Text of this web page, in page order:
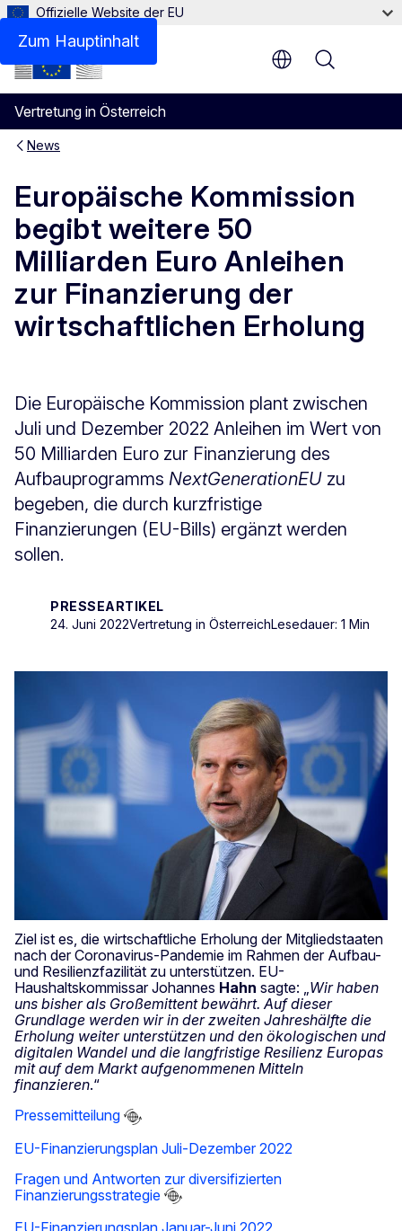
Zum Hauptinhalt
Offizielle Website der EU
Vertretung in Österreich
Menu
News
Europäische Kommission
begibt weitere 50
Milliarden Euro Anleihen
zur Finanzierung der
wirtschaftlichen Erholung
Die Europäische Kommission plant zwischen
Juli und Dezember 2022 Anleihen im Wert von
50 Milliarden Euro zur Finanzierung des
Aufbauprogramms NextGenerationEU zu
begeben, die durch kurzfristige
Finanzierungen (EU-Bills) ergänzt werden
sollen.
PRESSEARTIKEL
24. Juni 2022Vertretung in ÖsterreichLesedauer: 1 Min
Ziel ist es, die wirtschaftliche Erholung der Mitgliedstaaten
nach der Coronavirus-Pandemie im Rahmen der Aufbau-
und Resilienzfazilität zu unterstützen. EU-
Haushaltskommissar Johannes Hahn sagte: „Wir haben
uns bisher als Großemittent bewährt. Auf dieser
Grundlage werden wir in der zweiten Jahreshälfte die
Erholung weiter unterstützen und den ökologischen und
digitalen Wandel und die langfristige Resilienz Europas
mit auf dem Markt aufgenommenen Mitteln
finanzieren.“
Pressemitteilung
EU-Finanzierungsplan Juli-Dezember 2022
Fragen und Antworten zur diversifizierten
Finanzierungsstrategie